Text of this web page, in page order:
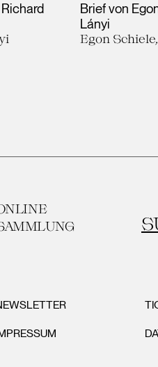
Brief von
Lányi
Egon